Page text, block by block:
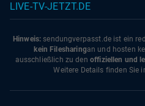
LIVE-TV-JETZT.DE
Hinweis: sendungverpasst.de ist ein
kein Filesharingan und hosten
ausschließlich zu den offiziellen und
Weitere Details finden Sie